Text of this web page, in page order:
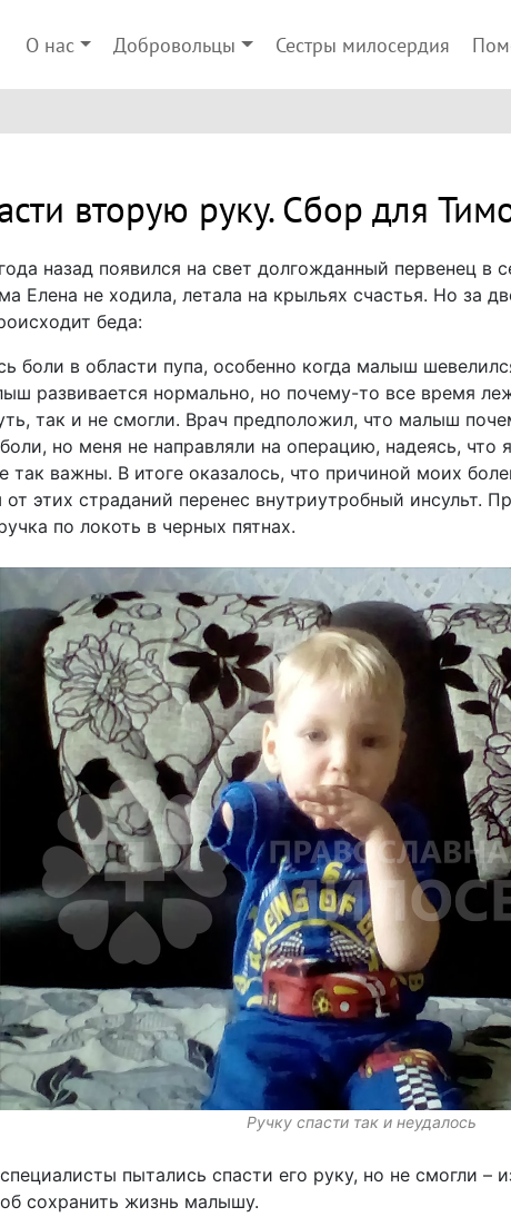
О нас Добровольцы Сестры милосердия
вторую руку. Сбор для
назад появился на свет долгожданный первенец
Елена не ходила, летала на крыльях счастья. Но за
беда:
боли в области пупа, особенно когда малыш
развивается нормально, но почему-то все время
так и не смогли. Врач предположил, что малыш
но меня не направляли на операцию, надеясь,
так важны. В итоге оказалось, что причиной моих
этих страданий перенес внутриутробный инсульт.
по локоть в черных пятнах.
Ручку спасти так и неудалось
пытались спасти его руку, но не смогли –
сохранить жизнь малышу.